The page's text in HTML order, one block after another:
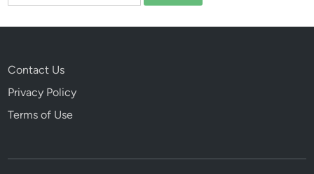
Contact Us
Privacy Policy
Terms of Use